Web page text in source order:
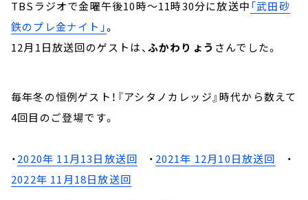
TBSラジオで金曜午後10時～11時30分に放送中 「武田砂
鉄のプレ金ナイト」。
12月1日放送回のゲストは、ふかわりょう さんでした。
毎年冬の恒例ゲスト！『アシタノカレッジ』時代から数えて
4回目のご登場です。
・2020年 11月13日放送回 ・ 2021年 12月10日放送回 ・
2022年 11月18日放送回